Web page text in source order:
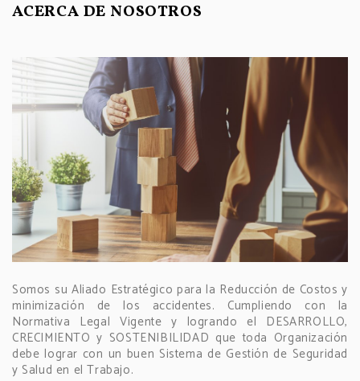
ACERCA DE NOSOTROS
Somos su Aliado Estratégico para la Reducción de Costos y
minimización de los accidentes. Cumpliendo con la
Normativa Legal Vigente y logrando el DESARROLLO,
CRECIMIENTO y SOSTENIBILIDAD que toda Organización
debe lograr con un buen Sistema de Gestión de Seguridad
y Salud en el Trabajo.